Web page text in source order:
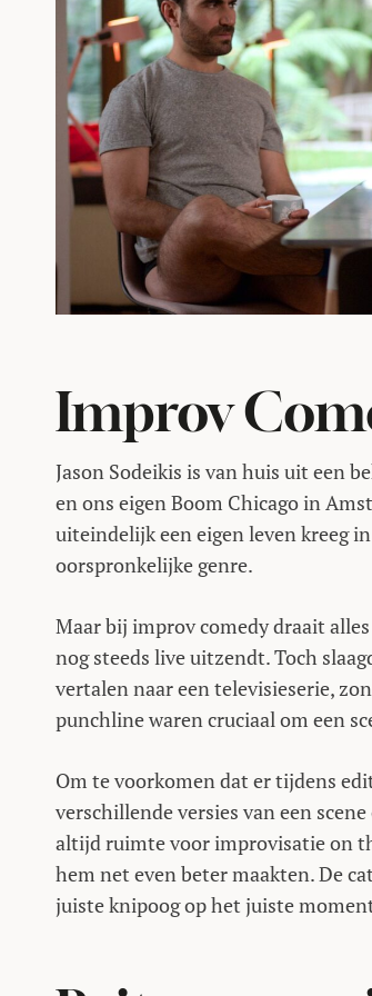
Improv
Jason Sodeikis is van huis uit een
en ons eigen Boom Chicago in
uiteindelijk een eigen leven kreeg
oorspronkelijke genre.
Maar bij improv comedy draait
nog steeds live uitzendt. Toch
vertalen naar een televisieserie,
punchline waren cruciaal om een
Om te voorkomen dat er tijdens
verschillende versies van een
altijd ruimte voor improvisatie on
hem net even beter maakten. De
juiste knipoog op het juiste